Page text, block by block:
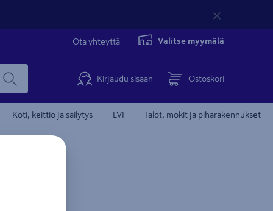
Ota yhteyttä Valitse myymälä
Kirjaudu sisään Ostoskori
Koti, keittiö ja säilytys LVI Talot, mökit ja piharakennukset
1300